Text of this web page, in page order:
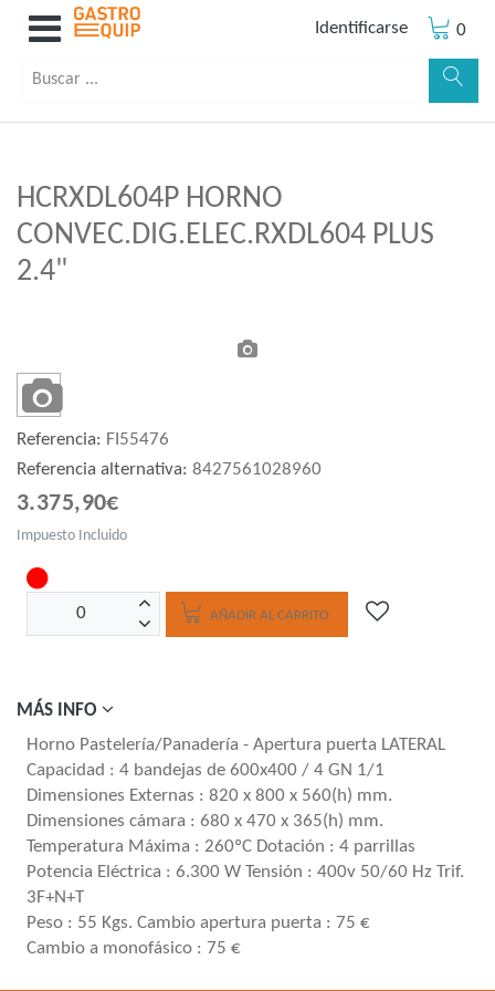
Identificarse 0
HCRXDL604P HORNO
CONVEC.DIG.ELEC.RXDL604 PLUS
2.4"
Referencia: FI55476
Referencia alternativa: 8427561028960
3.375,90€
Impuesto Incluido
AÑADIR AL CARRITO
MÁS INFO
Horno Pastelería/Panadería - Apertura puerta LATERAL
Capacidad : 4 bandejas de 600x400 / 4 GN 1/1
Dimensiones Externas : 820 x 800 x 560(h) mm.
Dimensiones cámara : 680 x 470 x 365(h) mm.
Temperatura Máxima : 260ºC Dotación : 4 parrillas
Potencia Eléctrica : 6.300 W Tensión : 400v 50/60 Hz Trif.
3F+N+T
Peso : 55 Kgs. Cambio apertura puerta : 75 €
Cambio a monofásico : 75 €